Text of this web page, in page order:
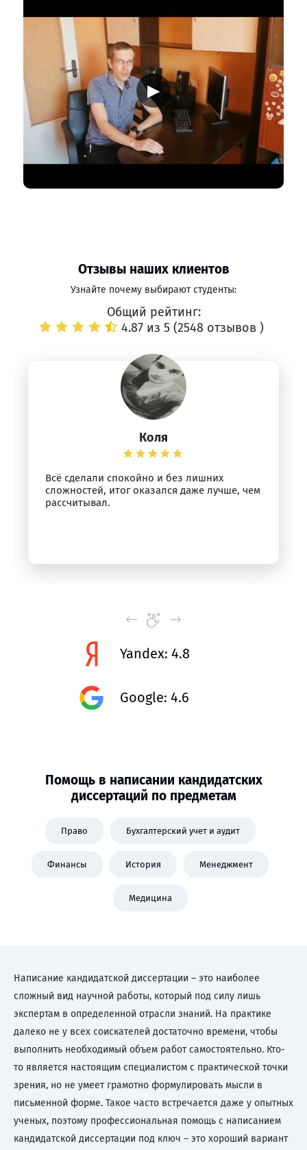
▶
Отзывы наших клиентов
Узнайте почему выбирают студенты:
Общий рейтинг:
4.87 из 5 (2548 отзывов )
Коля
Всё сделали спокойно и без лишних
сложностей, итог оказался даже лучше, чем
рассчитывал.
Yandex: 4.8
Google: 4.6
Помощь в написании кандидатских
диссертаций по предметам
Право Бухгалтерский учет и аудит
Финансы История Менеджмент
Медицина
Написание кандидатской диссертации – это наиболее
сложный вид научной работы, который под силу лишь
экспертам в определенной отрасли знаний. На практике
далеко не у всех соискателей достаточно времени, чтобы
выполнить необходимый объем работ самостоятельно. Кто-
то является настоящим специалистом с практической точки
зрения, но не умеет грамотно формулировать мысли в
письменной форме. Такое часто встречается даже у опытных
ученых, поэтому профессиональная помощь с написанием
кандидатской диссертации под ключ – это хороший вариант